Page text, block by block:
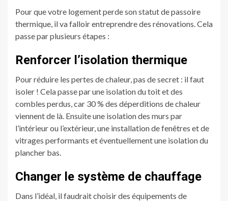
Pour que votre logement perde son statut de passoire
thermique, il va falloir entreprendre des rénovations. Cela
passe par plusieurs étapes :
Renforcer l’isolation thermique
Pour réduire les pertes de chaleur, pas de secret : il faut
isoler ! Cela passe par une isolation du toit et des
combles perdus, car 30 % des déperditions de chaleur
viennent de là. Ensuite une isolation des murs par
l’intérieur ou l’extérieur, une installation de fenêtres et de
vitrages performants et éventuellement une isolation du
plancher bas.
Changer le système de chauffage
Dans l’idéal, il faudrait choisir des équipements de